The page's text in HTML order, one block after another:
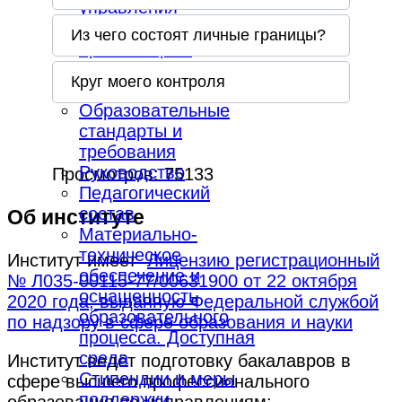
управления
образовательной
Образование
Образовательные
стандарты и
требования
Руководство
Педагогический
состав
Материально-
техническое
обеспечение и
оснащенность
образовательного
процесса. Доступная
среда
Стипендии и меры
Из чего состоят личные границы?
Круг моего контроля
Просмотров: 75133
Об институте
Институт имеет Лицензию регистрационный
№ Л035-00115-77/00631900 от 22 октября
2020 года, выданную Федеральной службой
по надзору в сфере образования и науки
Институт ведёт подготовку бакалавров в
сфере высшего профессионального